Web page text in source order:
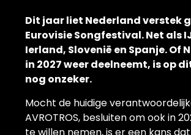
Dit jaar liet Nederland verstek
Eurovisie Songfestival. Net als
Ierland, Slovenië en Spanje. Of
in 2027 weer deelneemt, is op
nog onzeker.
Mocht de huidige
AVROTROS, besluiten om ook in